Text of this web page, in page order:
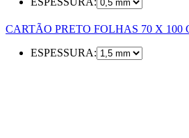
CARTÃO PRETO FOLHAS 70 X 100
ESPESSURA: